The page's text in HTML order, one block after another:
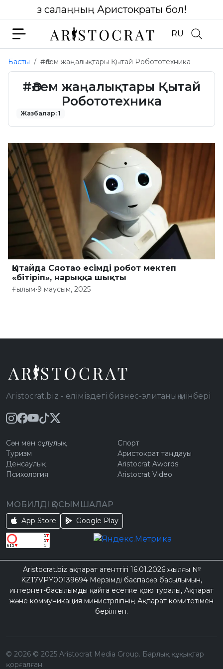
Өз салаңның Аристократы бол!
RU
Басты #Әлем жаңалықтары Қытай Робототехника
#Әлем жаңалықтары Қытай
Робототехника
Жазбалар: 1
Қытайда Сяотао есімді робот мектеп
«бітіріп», нарыққа шықты
Ғылым•9 маусым, 2025
Aristocrat.biz - еліміздегі бизнес-элитаның мінбері
Сән мен сұлулық
Туризм
Денсаулық
Психология
Спорт
Аристократ таңдауы
Aristocrat Awords
Aristocrat Video
МОБИЛДІ ҚОСЫМШАЛАР
App Store Google Play
Aristocrat.biz ақпарат агенттігі 16.01.2026 жылғы №
KZ17VPY00139694 Мерзімді баспасөз басылымын,
интернет-басылымды қайта есепке қою туралы, Ақпарат
және коммуникация министрлігінің Ақпарат комитетімен
берілген.
© 2026 © 2025 Aristocrat Media Group. Барлық құқықтар
қорғалған.